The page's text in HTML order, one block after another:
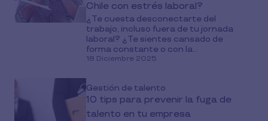
Chile con estrés laboral?
¿Te cuesta desconectarte del
trabajo, incluso fuera de tu jornada
laboral? ¿Te sientes cansado de
forma constante o con la...
18 Diciembre 2025
Gestión de talento
10 tips para prevenir la fuga de
talento en tu empresa